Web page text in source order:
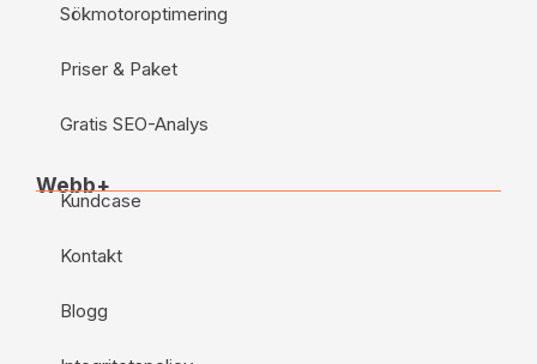
Sökmotoroptimering
Priser & Paket
Gratis SEO-Analys
Webb+
Kundcase
Kontakt
Blogg